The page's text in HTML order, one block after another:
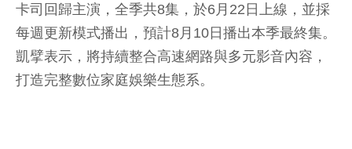
卡司回歸主演，全季共8集，於6月22日上線，並採
每週更新模式播出，預計8月10日播出本季最終集。
凱擘表示，將持續整合高速網路與多元影音內容，
打造完整數位家庭娛樂生態系。